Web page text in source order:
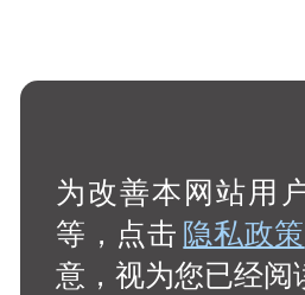
为改善本网站用
等，点击隐私政策
意，视为您已经